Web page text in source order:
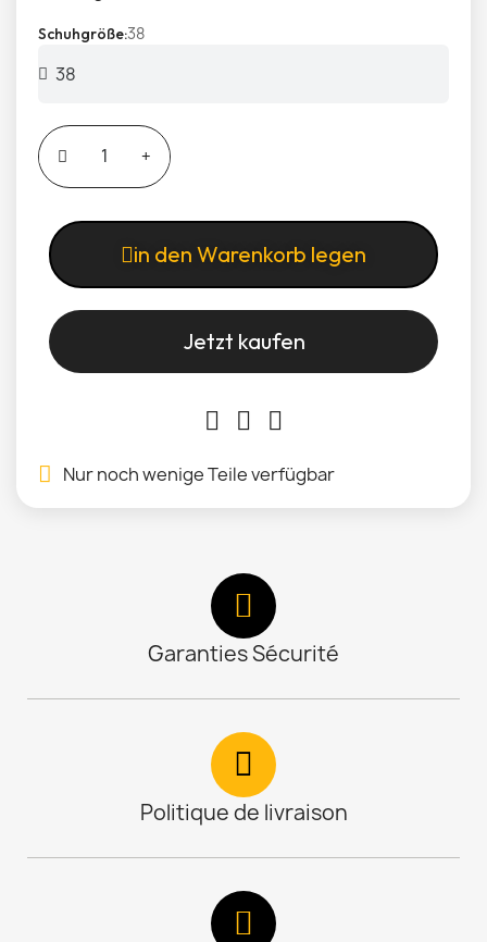
Schuhgröße 38
in den Warenkorb legen
Jetzt kaufen
Nur noch wenige Teile verfügbar
Garanties Sécurité
Politique de livraison